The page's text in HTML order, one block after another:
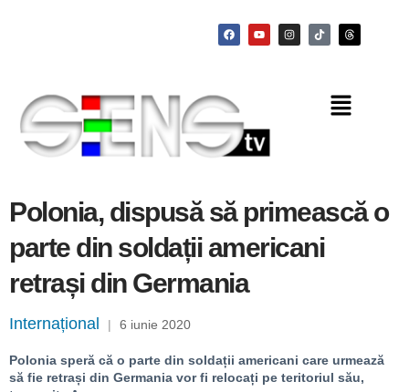
Polonia, dispusă să primească o
parte din soldații americani
retrași din Germania
Internațional | 6 iunie 2020
Polonia speră că o parte din soldații americani care urmează
să fie retrași din Germania vor fi relocați pe teritoriul său,